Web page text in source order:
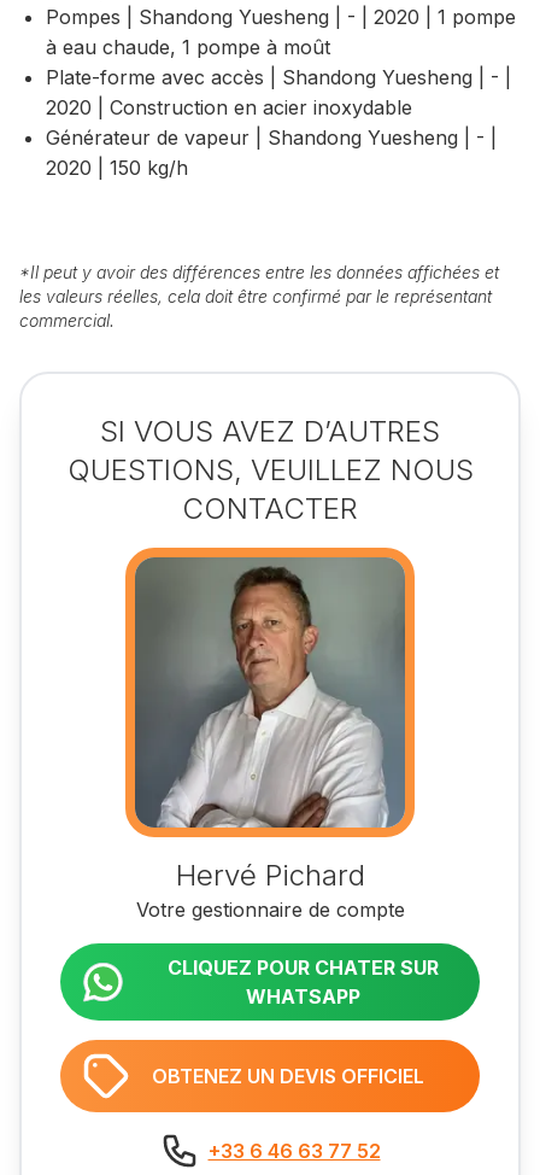
Pompes | Shandong Yuesheng | - | 2020 | 1 pompe
à eau chaude, 1 pompe à moût
Plate-forme avec accès | Shandong Yuesheng | - |
2020 | Construction en acier inoxydable
Générateur de vapeur | Shandong Yuesheng | - |
2020 | 150 kg/h
*Il peut y avoir des différences entre les données affichées et
les valeurs réelles, cela doit être confirmé par le représentant
commercial.
SI VOUS AVEZ D’AUTRES
QUESTIONS, VEUILLEZ NOUS
CONTACTER
Hervé Pichard
Votre gestionnaire de compte
CLIQUEZ POUR CHATER SUR
WHATSAPP
OBTENEZ UN DEVIS OFFICIEL
+33 6 46 63 77 52